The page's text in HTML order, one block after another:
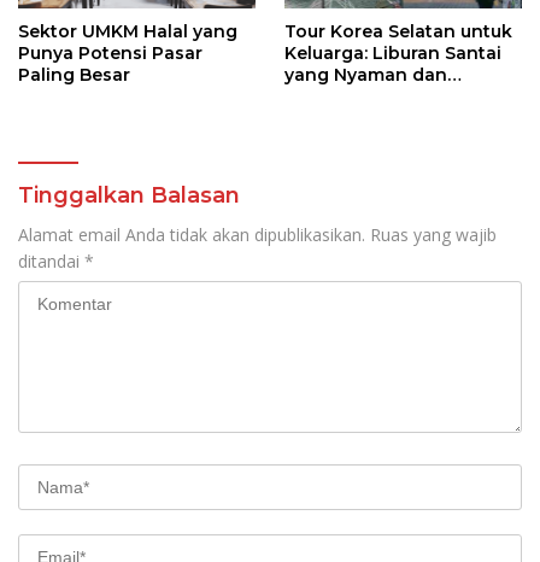
Sektor UMKM Halal yang
Punya Potensi Pasar
Paling Besar
Tour Korea Selatan untuk
Keluarga: Liburan Santai
yang Nyaman dan
Tinggalkan Balasan
Alamat email Anda tidak akan dipublikasikan. Ruas yang wajib
ditandai *